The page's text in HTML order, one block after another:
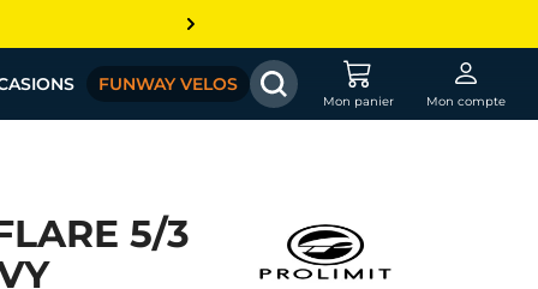
FUNWAY VELOS
Mon panier Mon compte
5/3